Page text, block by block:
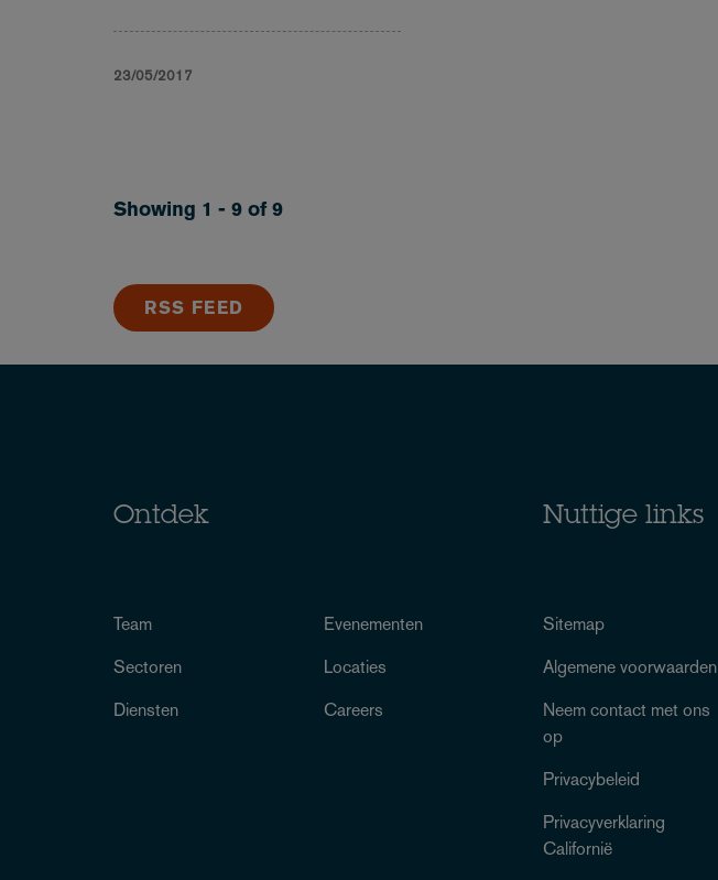
23/05/2017
Showing 1 - 9 of 9
RSS FEED
Ontdek
Team
Sectoren
Diensten
Evenementen
Locaties
Careers
Nuttige links
Sitemap
Algemene voorwaarden
Neem contact met ons
op
Privacybeleid
Privacyverklaring
Californië